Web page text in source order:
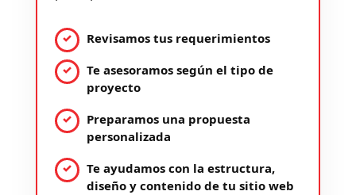
Revisamos tus requerimientos
Te asesoramos según el tipo de
proyecto
Preparamos una propuesta
personalizada
Te ayudamos con la estructura,
diseño y contenido de tu sitio web